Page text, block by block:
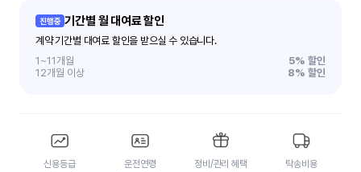
진행중 기간별 월 대여료 할인
계약 기간별 대여료 할인을 받으실 수 있습니다.
1~11개월
5% 할인
12개월 이상
8% 할인
신용등급 운전연령 정비/관리 혜택 탁송비용